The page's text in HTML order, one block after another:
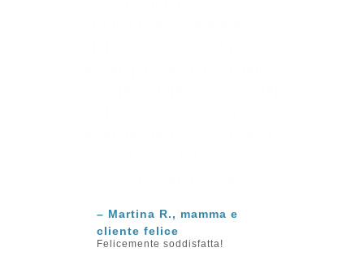
– Martina R., mamma e
cliente felice
Felicemente soddisfatta!